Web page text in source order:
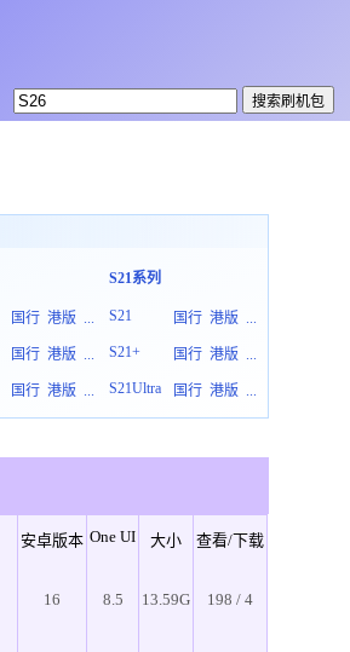
国行 港版 ...
国行 港版 ...
国行 港版 ...
S21系列
S21 国行 港版 ...
S21+
国行 港版 ...
S21Ultra
国行 港版 ...
安卓版本 One UI 大小 查看/下载
16 8.5 13.59G 198 / 4